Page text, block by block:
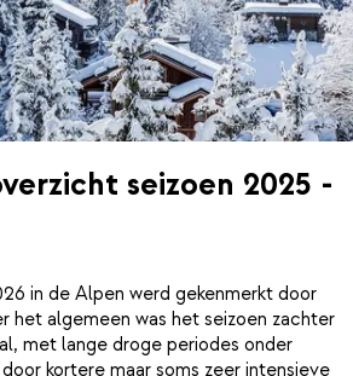
seizoen 2025 -
in de Alpen werd gekenmerkt door
het algemeen was het seizoen zachter
met lange droge periodes onder
kortere maar soms zeer intensieve